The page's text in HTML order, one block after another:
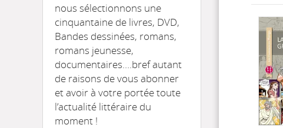
nous sélectionnons une
cinquantaine de livres, DVD,
Bandes dessinées, romans,
romans jeunesse,
documentaires….bref autant
de raisons de vous abonner
et avoir à votre portée toute
l’actualité littéraire du
moment !